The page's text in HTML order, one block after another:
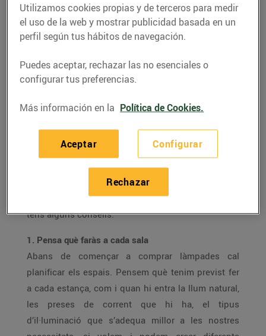
Consells per il·luminar
casa teva amb estil
24/mayo/2021
La il·luminació és essencial: és aquell detall que pot
complet. Amb la il·luminació adequada, treballar,
descansar, llegir o jugar es pot convertir en una
experiència que ompli casa nostra de calma i
benestar. Saps què has de tenir en compte per
il·luminar la teva llar amb estil i funcionalitat? Aquí
tens alguns consells.
1. Pensa què faràs a cada sala
Abans de començar a comprar làmpades cal
planificar els espais. Pensem què tenim previst fer
a cada estança, com i quan hi entra la llum natural,
les preses de corrent que hi ha, el tipus
d’il·luminació que s’adequa millor a les nostres
Utilizamos cookies propias y de terceros para medir
el uso de la web y mostrar publicidad basada en un
perfil según tus hábitos de navegación.
Puedes aceptar, rechazar las no esenciales o
configurar tus preferencias.
Más información en la Política de Cookies.
Configurar
Rechazar
Aceptar